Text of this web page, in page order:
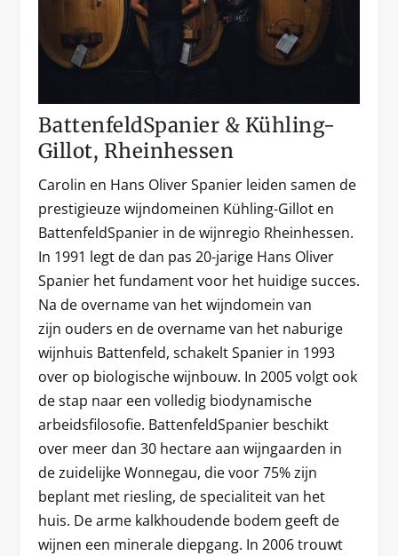
BattenfeldSpanier & Kühling-
Gillot, Rheinhessen
Carolin en Hans Oliver Spanier leiden samen de
prestigieuze wijndomeinen Kühling-Gillot en
BattenfeldSpanier in de wijnregio Rheinhessen.
In 1991 legt de dan pas 20-jarige Hans Oliver
Spanier het fundament voor het huidige succes.
Na de overname van het wijndomein van
zijn ouders en de overname van het naburige
wijnhuis Battenfeld, schakelt Spanier in 1993
over op biologische wijnbouw. In 2005 volgt ook
de stap naar een volledig biodynamische
arbeidsfilosofie. BattenfeldSpanier beschikt
over meer dan 30 hectare aan wijngaarden in
de zuidelijke Wonnegau, die voor 75% zijn
beplant met riesling, de specialiteit van het
huis. De arme kalkhoudende bodem geeft de
wijnen een minerale diepgang. In 2006 trouwt